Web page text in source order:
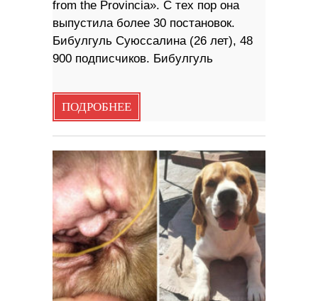
from the Provincia». С тех пор она
выпустила более 30 постановок.
Бибулгуль Суюссалина (26 лет), 48
900 подписчиков. Бибулгуль
ПОДРОБНЕЕ